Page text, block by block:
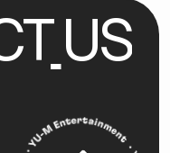
T US